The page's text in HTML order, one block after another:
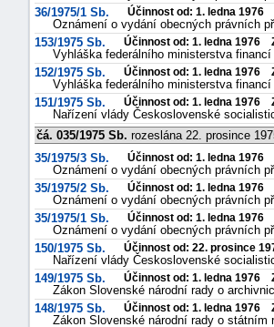
36/1975/1 Sb.
Účinnost od: 1. ledna 1976
Oznámení o vydání obecných právních
153/1975 Sb.
Účinnost od: 1. ledna 1976
Vyhláška federálního ministerstva
152/1975 Sb.
Účinnost od: 1. ledna 1976
Vyhláška federálního ministerstva
151/1975 Sb.
Účinnost od: 1. ledna 1976
Nařízení vlády Československé
čá. 035/1975 Sb. rozeslána 22. prosince
35/1975/3 Sb.
Účinnost od: 1. ledna 1976
Oznámení o vydání obecných právních
35/1975/2 Sb.
Účinnost od: 1. ledna 1976
Oznámení o vydání obecných právních
35/1975/1 Sb.
Účinnost od: 1. ledna 1976
Oznámení o vydání obecných právních
150/1975 Sb.
Účinnost od: 22. prosince
Nařízení vlády Československé
149/1975 Sb.
Účinnost od: 1. ledna 1976
Zákon Slovenské národní rady o
148/1975 Sb.
Účinnost od: 1. ledna 1976
Zákon Slovenské národní rady o